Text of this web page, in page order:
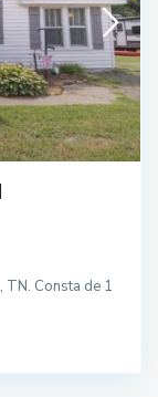
TN. Consta de 1